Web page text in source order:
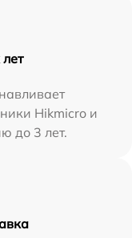
Hikmicro и
до 3 лет.